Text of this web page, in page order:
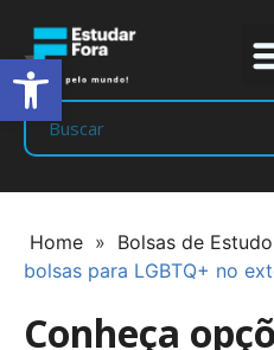
Home » Bolsas de Estudo
bolsas para LGBTQ+ no
Conheça
Abrir a barra de ferramentas